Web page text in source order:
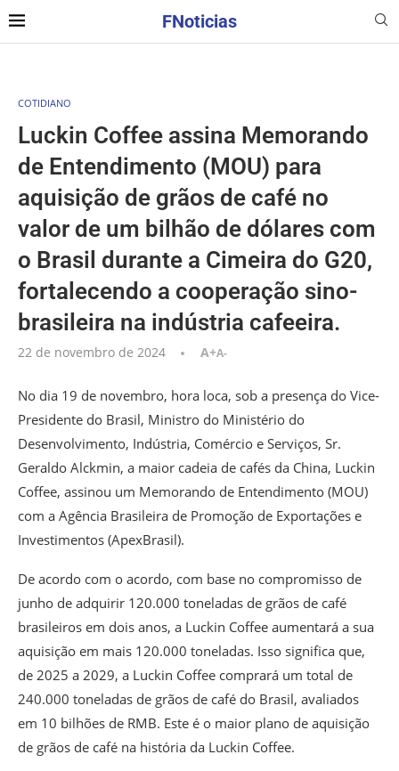
FNoticias
COTIDIANO
Luckin Coffee assina Memorando
de Entendimento (MOU) para
aquisição de grãos de café no
valor de um bilhão de dólares com
o Brasil durante a Cimeira do G20,
fortalecendo a cooperação sino-
brasileira na indústria cafeeira.
22 de novembro de 2024 A+A-
No dia 19 de novembro, hora loca, sob a presença do Vice-
Presidente do Brasil, Ministro do Ministério do
Desenvolvimento, Indústria, Comércio e Serviços, Sr.
Geraldo Alckmin, a maior cadeia de cafés da China, Luckin
Coffee, assinou um Memorando de Entendimento (MOU)
com a Agência Brasileira de Promoção de Exportações e
Investimentos (ApexBrasil).
De acordo com o acordo, com base no compromisso de
junho de adquirir 120.000 toneladas de grãos de café
brasileiros em dois anos, a Luckin Coffee aumentará a sua
aquisição em mais 120.000 toneladas. Isso significa que,
de 2025 a 2029, a Luckin Coffee comprará um total de
240.000 toneladas de grãos de café do Brasil, avaliados
em 10 bilhões de RMB. Este é o maior plano de aquisição
de grãos de café na história da Luckin Coffee.